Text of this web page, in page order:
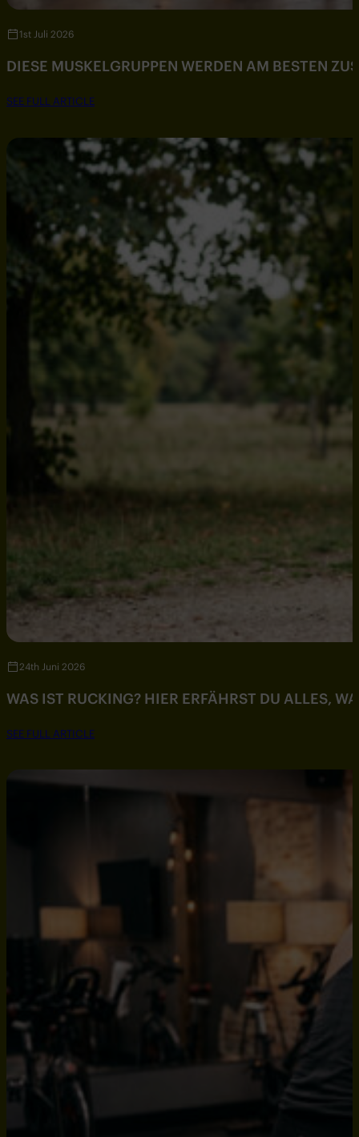
1st Juli 2026
DIESE MUSKELGRUPPEN WERDEN AM BESTEN
SEE FULL ARTICLE
24th Juni 2026
WAS IST RUCKING? HIER ERFÄHRST DU ALLES,
SEE FULL ARTICLE